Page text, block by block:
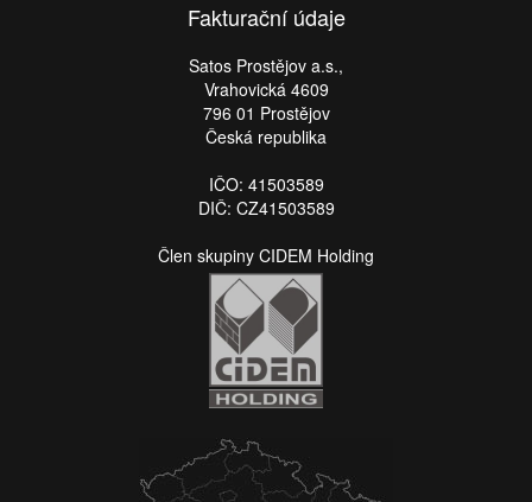
Fakturační údaje
Satos Prostějov a.s.,
Vrahovická 4609
796 01 Prostějov
Česká republika
IČO: 41503589
DIČ: CZ41503589
Člen skupiny CIDEM Holding